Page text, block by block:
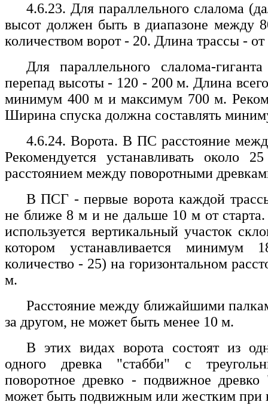
4.6.23. Для параллельного слалома
высот должен быть в диапазоне
количеством ворот - 20. Длина трассы -
Для параллельного слалома-
перепад высоты - 120 - 200 м. Длина
минимум 400 м и максимум 700 м.
Ширина спуска должна составлять
4.6.24. Ворота. В ПС расстояние
Рекомендуется устанавливать около
расстоянием между поворотными
В ПСГ - первые ворота каждой
не ближе 8 м и не дальше 10 м от
используется вертикальный участок
котором устанавливается минимум
количество - 25) на горизонтальном
м.
Расстояние между ближайшими
за другом, не может быть менее 10 м.
В этих видах ворота состоят из
одного древка "стабби" с
поворотное древко - подвижное
может быть подвижным или жестким при